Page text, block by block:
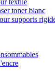
toner blanc
supports